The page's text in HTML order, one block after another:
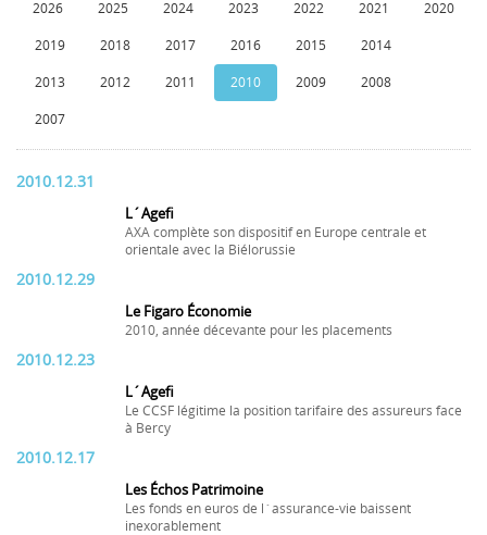
2026 2025 2024 2023 2022 2021 2020
2019 2018 2017 2016 2015 2014
2013 2012 2011 2010 2009 2008
2007
2010.12.31
L´Agefi
AXA complète son dispositif en Europe centrale et
orientale avec la Biélorussie
2010.12.29
Le Figaro Économie
2010, année décevante pour les placements
2010.12.23
L´Agefi
Le CCSF légitime la position tarifaire des assureurs face
à Bercy
2010.12.17
Les Échos Patrimoine
Les fonds en euros de l´assurance-vie baissent
inexorablement